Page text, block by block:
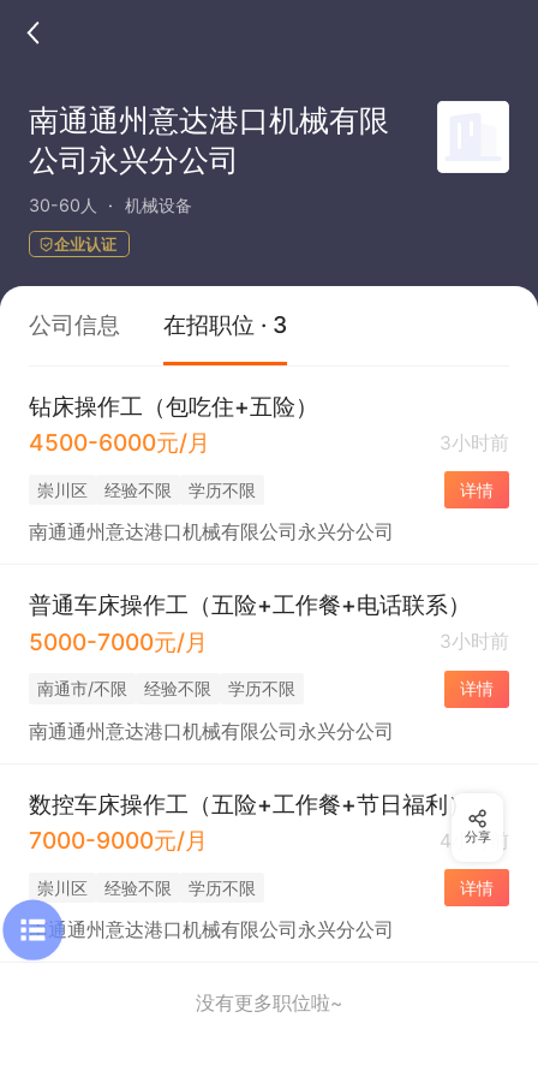
南通通州意达港口机械有限
公司永兴分公司
30-60人 机械设备
企业认证
公司信息 在招职位 · 3
钻床操作工（包吃住+五险）
4500-6000元/月
3小时前
崇川区 经验不限 学历不限 详情
南通通州意达港口机械有限公司永兴分公司
普通车床操作工（五险+工作餐+电话联系）
5000-7000元/月
3小时前
南通市/不限 经验不限 学历不限 详情
南通通州意达港口机械有限公司永兴分公司
数控车床操作工（五险+工作餐+节日福利）
7000-9000元/月
4小时前
崇川区 经验不限 学历不限 详情
南通通州意达港口机械有限公司永兴分公司
没有更多职位啦~
分享